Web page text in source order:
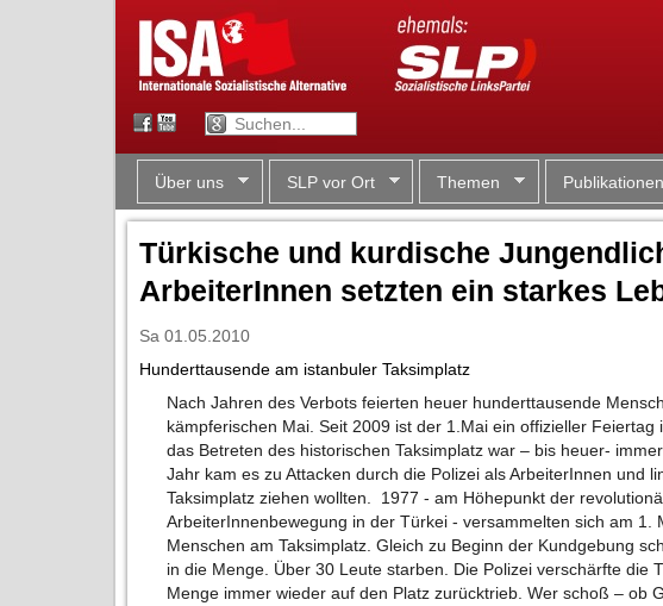
Über uns SLP vor Ort Themen Publikationen
Türkische und kurdische
ArbeiterInnen setzten ein starkes
Sa 01.05.2010
Hunderttausende am istanbuler Taksimplatz
Nach Jahren des Verbots feierten heuer hunderttausende
kämpferischen Mai. Seit 2009 ist der 1.Mai ein offizieller Feiertag
das Betreten des historischen Taksimplatz war – bis heuer-
Jahr kam es zu Attacken durch die Polizei als ArbeiterInnen und
Taksimplatz ziehen wollten. 1977 - am Höhepunkt der
ArbeiterInnenbewegung in der Türkei - versammelten sich am 1.
Menschen am Taksimplatz. Gleich zu Beginn der Kundgebung
in die Menge. Über 30 Leute starben. Die Polizei verschärfte die
Menge immer wieder auf den Platz zurücktrieb. Wer schoß – ob